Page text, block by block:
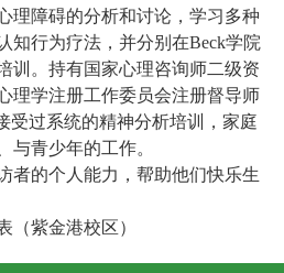
理障碍的分析和讨论，学习多种
知行为疗法，并分别在Beck学院
训。持有国家心理咨询师二级资
理学注册工作委员会注册督导师
受过系统的精神分析培训，家庭
与青少年的工作。
者的个人能力，帮助他们快乐生
（紫金港校区）